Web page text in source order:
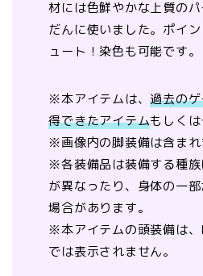
材には色鮮やかな上質の
だんに使いました。ポイ
ュート！染色も可能です。
※本アイテムは、過去の
得できたアイテムもしくは
※画像内の脚装備は含ま
※各装備品は装備する種
が異なったり、身体の一
場合があります。
※本アイテムの頭装備は
では表示されません。